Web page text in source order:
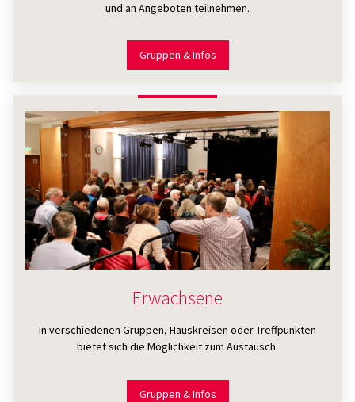
und an Angeboten teilnehmen.
Gruppen & Infos
Erwachsene
In verschiedenen Gruppen, Hauskreisen oder Treffpunkten
bietet sich die Möglichkeit zum Austausch.
Gruppen & Infos